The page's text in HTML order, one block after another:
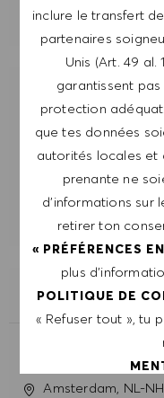
inclure le transfert
partenaires
Unis (Art. 49 al.
garantissent
protection
que tes données
autorités locales et
prenante ne
d’informations sur
retirer ton
« PRÉFÉRENCES
plus
POLITIQUE DE
« Refuser tout », tu
GÉRER LES
OBTIENS DES
D'EMPLOI
FONCTION DE
POSTES
Sales Associate
Amsterdam
SiteAmsterdam, NL-